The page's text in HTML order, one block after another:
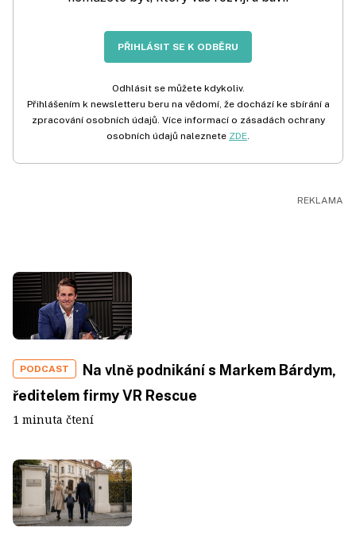
PŘIHLÁSIT SE K ODBĚRU
Odhlásit se můžete kdykoliv.
Přihlášením k newsletteru beru na vědomí, že dochází ke sbírání a
zpracování osobních údajů. Více informací o zásadách ochrany
osobních údajů naleznete ZDE.
PODCAST
Na vlně podnikání s Markem Bárdym,
ředitelem firmy VR Rescue
1 minuta čtení